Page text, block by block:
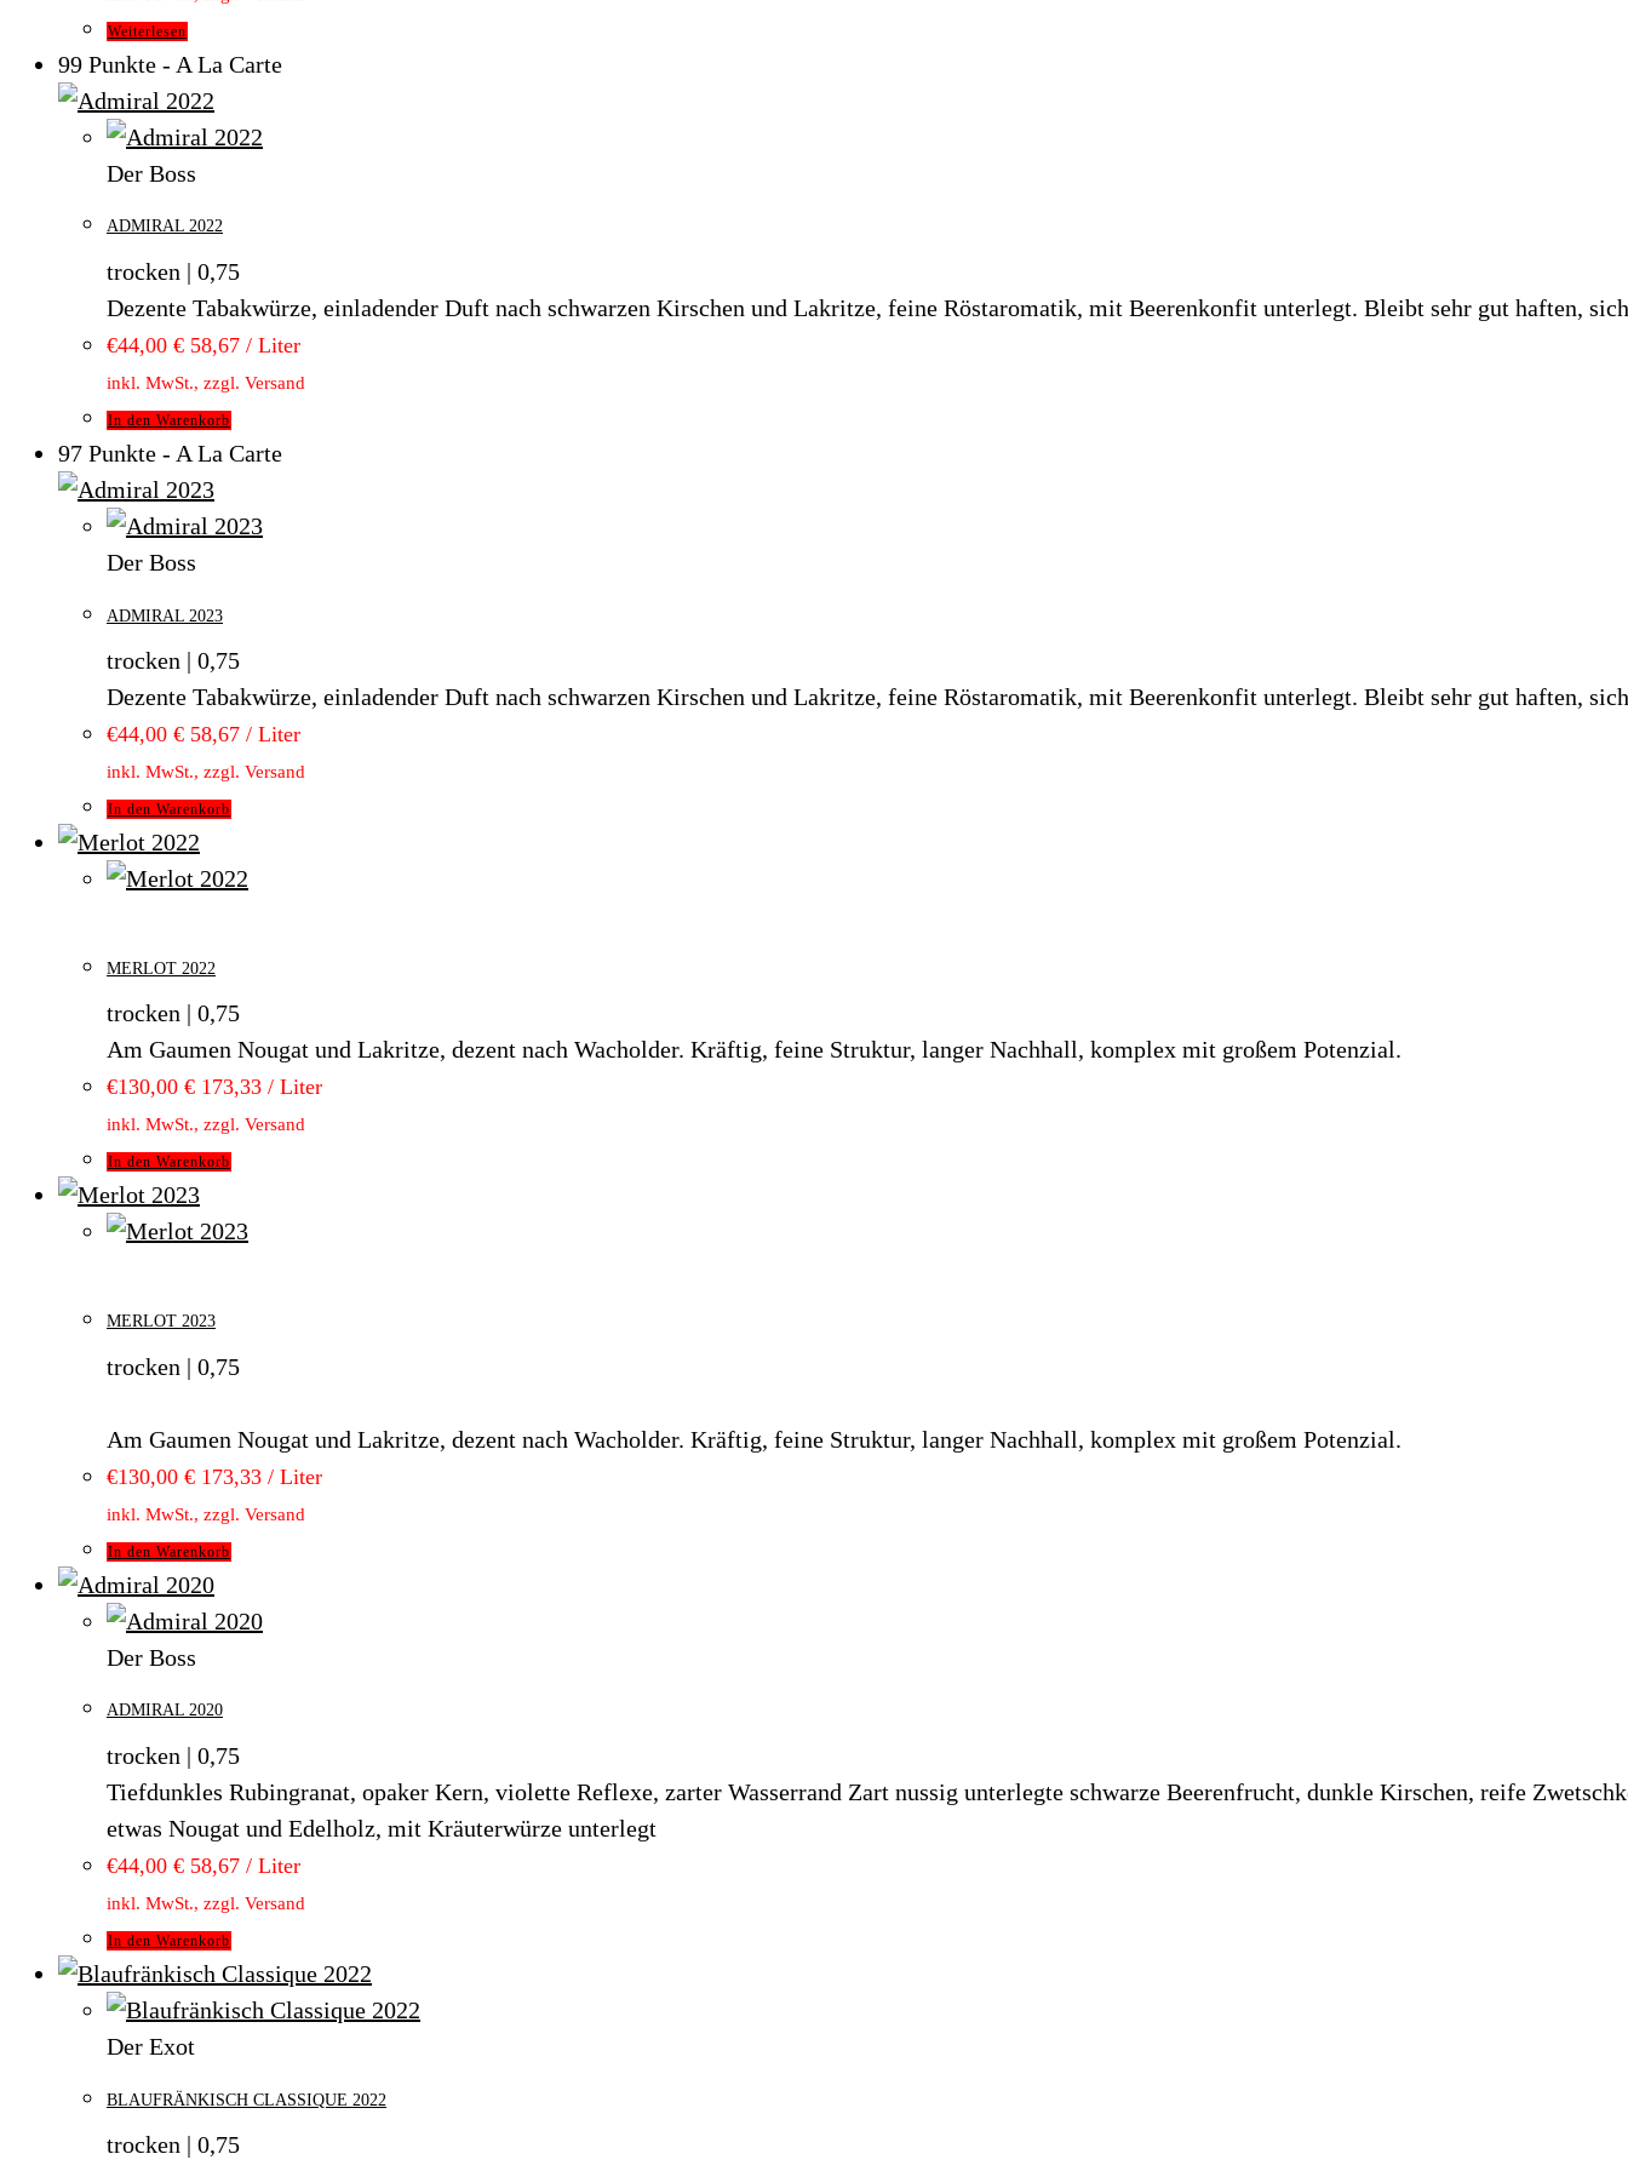
Weiterlesen
99 Punkte - A La Carte
Der Boss
ADMIRAL 2022
trocken | 0,75
Dezente Tabakwürze, einladender Duft nach schwarzen Kirschen und Lakritze, feine Röstaromatik, mit Beerenkonfit unterlegt. Bleibt sehr gut haften,
€44,00 € 58,67 / Liter
inkl. MwSt., zzgl. Versand
In den Warenkorb
97 Punkte - A La Carte
Der Boss
ADMIRAL 2023
trocken | 0,75
Dezente Tabakwürze, einladender Duft nach schwarzen Kirschen und Lakritze, feine Röstaromatik, mit Beerenkonfit unterlegt. Bleibt sehr gut haften,
€44,00 € 58,67 / Liter
inkl. MwSt., zzgl. Versand
In den Warenkorb
MERLOT 2022
trocken | 0,75
Am Gaumen Nougat und Lakritze, dezent nach Wacholder. Kräftig, feine Struktur, langer Nachhall, komplex mit großem Potenzial.
€130,00 € 173,33 / Liter
inkl. MwSt., zzgl. Versand
In den Warenkorb
MERLOT 2023
trocken | 0,75
Am Gaumen Nougat und Lakritze, dezent nach Wacholder. Kräftig, feine Struktur, langer Nachhall, komplex mit großem Potenzial.
€130,00 € 173,33 / Liter
inkl. MwSt., zzgl. Versand
In den Warenkorb
Der Boss
ADMIRAL 2020
trocken | 0,75
Tiefdunkles Rubingranat, opaker Kern, violette Reflexe, zarter Wasserrand Zart nussig unterlegte schwarze Beerenfrucht, dunkle Kirschen, reife
etwas Nougat und Edelholz, mit Kräuterwürze unterlegt
€44,00 € 58,67 / Liter
inkl. MwSt., zzgl. Versand
In den Warenkorb
Der Exot
BLAUFRÄNKISCH CLASSIQUE 2022
trocken | 0,75